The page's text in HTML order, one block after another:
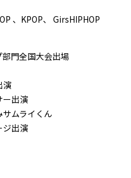
、KPOP、 GirsHIPHOP
門全国大会出場
演
ー出演
ムライくん
ジ出演